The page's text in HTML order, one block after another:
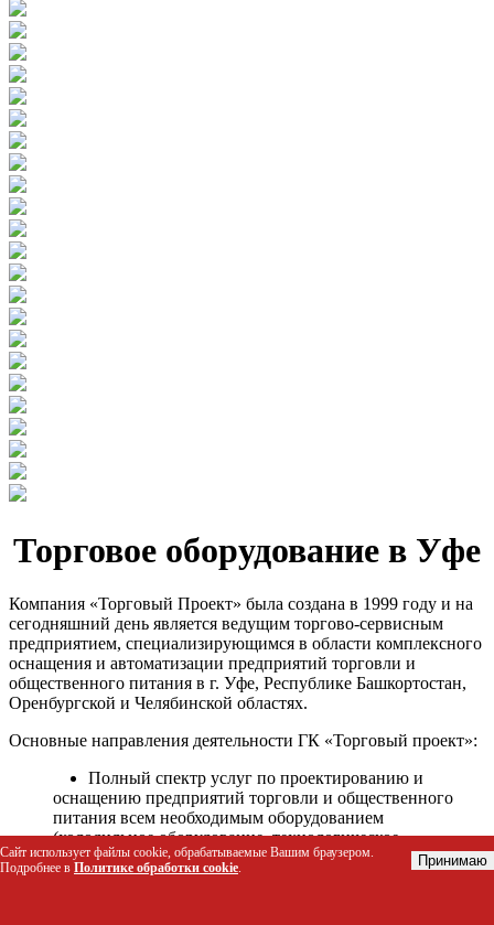
Торговое оборудование в Уфе
Компания «Торговый Проект» была создана в 1999 году и на
сегодняшний день является ведущим торгово-сервисным
предприятием, специализирующимся в области комплексного
оснащения и автоматизации предприятий торговли и
общественного питания в г. Уфе, Республике Башкортостан,
Оренбургской и Челябинской областях.
Основные направления деятельности ГК «Торговый проект»:
Полный спектр услуг по проектированию и
оснащению предприятий торговли и общественного
питания всем необходимым оборудованием
(холодильное оборудование, технологическое
оборудование, стеллажное оборудование и т.д.);
Автоматизация торговых процессов и внедрения
Сайт использует файлы cookie, обрабатываемые Вашим браузером.
Подробнее в Политике обработки cookie. Принимаю